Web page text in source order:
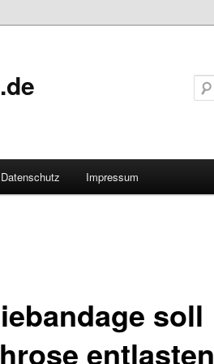
Datenschutz Impressum
soll
entlasten